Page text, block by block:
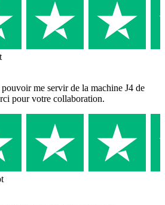
me servir de la machine J4 de
pour votre collaboration.